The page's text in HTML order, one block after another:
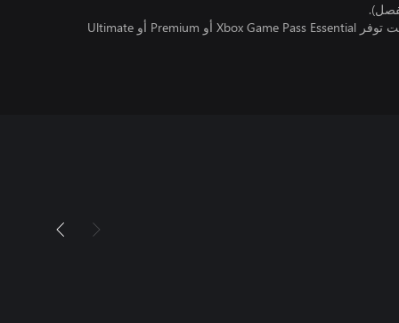
تتطلب اللعبة متعددة اللاعبين عبر الإنترنت توفر Xbox Game Pass Essential أو Premium أو Ultimate